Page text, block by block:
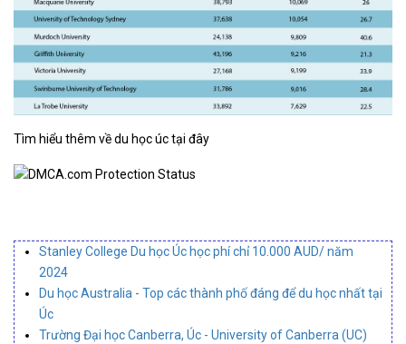
Tìm hiểu thêm về du học úctại đây
Stanley College Du học Úc học phí chỉ 10.000 AUD/ năm
2024
Du học Australia - Top các thành phố đáng để du học nhất tại
Úc
Trường Đại học Canberra, Úc - University of Canberra (UC)